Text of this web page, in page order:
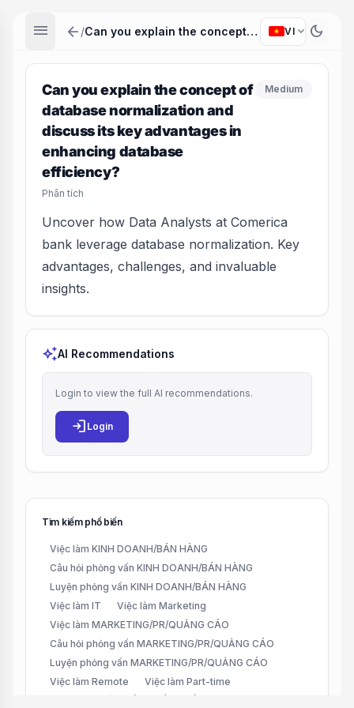
menu arrow_back / Can you explain the concept of database normalization and discuss its key advantages in enhancing database efficiency? VI expand_more dark_mode
Can you explain the concept of
database normalization and
discuss its key advantages in
enhancing database
efficiency?
Phân tích
Medium
Uncover how Data Analysts at Comerica
bank leverage database normalization. Key
advantages, challenges, and invaluable
insights.
auto_awesomeAI Recommendations
Login to view the full AI recommendations.
login Login
Tìm kiếm phổ biến
Việc làm KINH DOANH/BÁN HÀNG
Câu hỏi phỏng vấn KINH DOANH/BÁN HÀNG
Luyện phỏng vấn KINH DOANH/BÁN HÀNG
Việc làm IT
Việc làm Marketing
Việc làm MARKETING/PR/QUẢNG CÁO
Câu hỏi phỏng vấn MARKETING/PR/QUẢNG CÁO
Luyện phỏng vấn MARKETING/PR/QUẢNG CÁO
Việc làm Remote
Việc làm Part-time